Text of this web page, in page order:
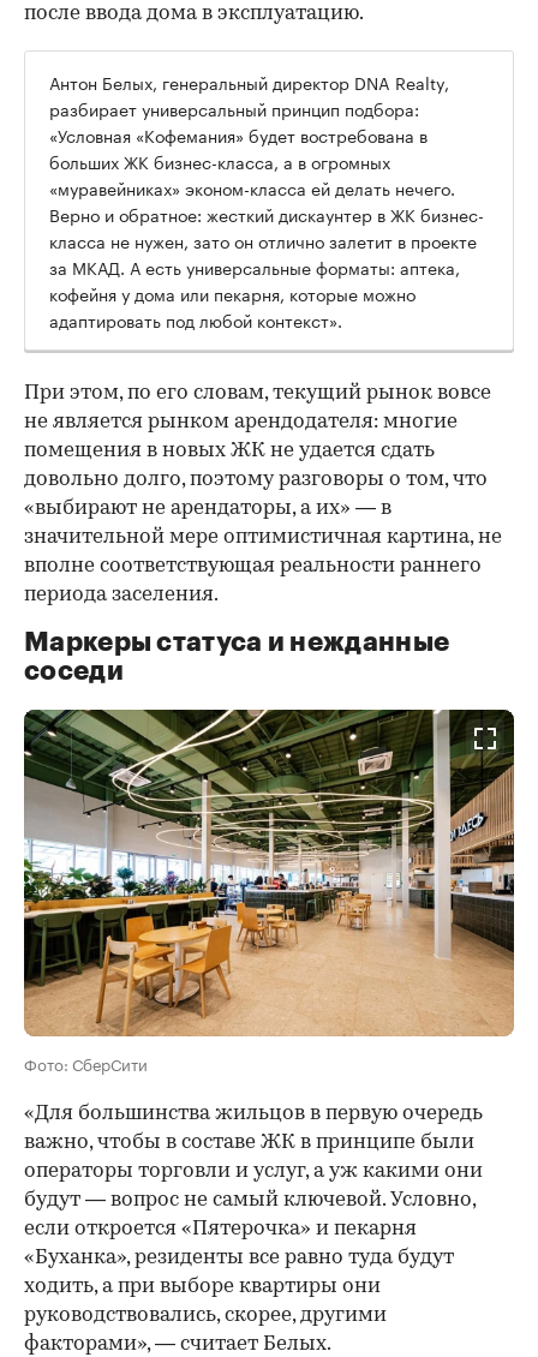
после ввода дома в эксплуатацию.
Антон Белых, генеральный директор DNA Realty,
разбирает универсальный принцип подбора:
«Условная «Кофемания» будет востребована в
больших ЖК бизнес-класса, а в огромных
«муравейниках» эконом-класса ей делать нечего.
Верно и обратное: жесткий дискаунтер в ЖК бизнес-
класса не нужен, зато он отлично залетит в проекте
за МКАД. А есть универсальные форматы: аптека,
кофейня у дома или пекарня, которые можно
адаптировать под любой контекст».
При этом, по его словам, текущий рынок вовсе
не является рынком арендодателя: многие
помещения в новых ЖК не удается сдать
довольно долго, поэтому разговоры о том, что
«выбирают не арендаторы, а их» — в
значительной мере оптимистичная картина, не
вполне соответствующая реальности раннего
периода заселения.
Маркеры статуса и нежданные
соседи
Фото: СберСити
«Для большинства жильцов в первую очередь
важно, чтобы в составе ЖК в принципе были
операторы торговли и услуг, а уж какими они
будут — вопрос не самый ключевой. Условно,
если откроется «Пятерочка» и пекарня
«Буханка», резиденты все равно туда будут
ходить, а при выборе квартиры они
руководствовались, скорее, другими
факторами», — считает Белых.